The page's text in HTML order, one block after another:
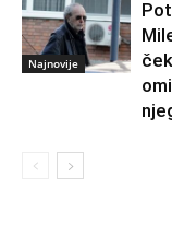
Najnovije